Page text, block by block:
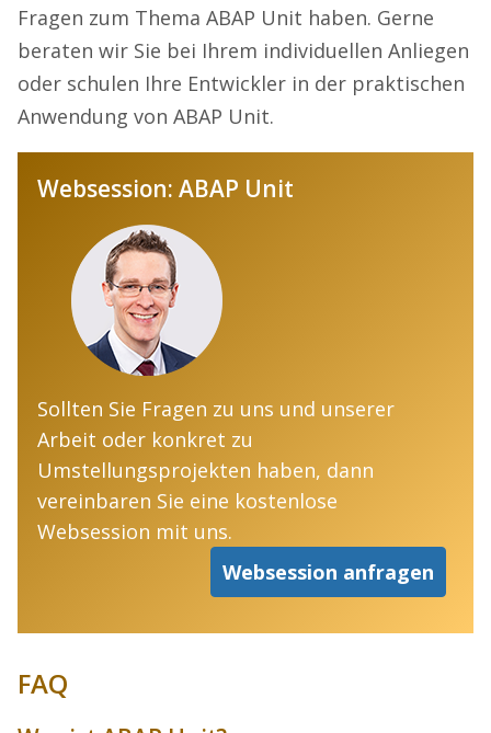
Fragen zum Thema ABAP Unit haben. Gerne
beraten wir Sie bei Ihrem individuellen Anliegen
oder schulen Ihre Entwickler in der praktischen
Anwendung von ABAP Unit.
Websession: ABAP Unit
Sollten Sie Fragen zu uns und unserer
Arbeit oder konkret zu
Umstellungsprojekten haben, dann
vereinbaren Sie eine kostenlose
Websession mit uns.
Websession anfragen
FAQ